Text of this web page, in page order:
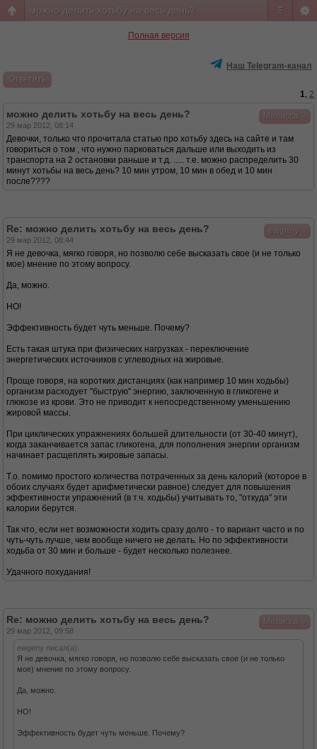
#
можно делить хотьбу на весь день?
Полная версия
Наш Telegram-канал
Ответить
1, 2
Мелисса
можно делить хотьбу на весь день?
29 мар 2012, 08:14
Девочки, только что прочитала статью про хотьбу здесь на сайте и там
говориться о том , что нужно парковаться дальше или выходить из
транспорта на 2 остановки раньше и т.д. ..... т.е. можно распределить 30
минут хотьбы на весь день? 10 мин утром, 10 мин в обед и 10 мин
после????
ewgeny
Re: можно делить хотьбу на весь день?
29 мар 2012, 08:44
Я не девочка, мягко говоря, но позволю себе высказать свое (и не только
мое) мнение по этому вопросу.
Да, можно.
НО!
Эффективность будет чуть меньше. Почему?
Есть такая штука при физических нагрузках - переключение
энергетических источников с углеводных на жировые.
Проще говоря, на коротких дистанциях (как например 10 мин ходьбы)
организм расходует "быструю" энергию, заключенную в гликогене и
глюкозе из крови. Это не приводит к непосредственному уменьшению
жировой массы.
При циклических упражнениях большей длительности (от 30-40 минут),
когда заканчивается запас гликогена, для пополнения энергии организм
начинает расщеплять жировые запасы.
Т.о. помимо простого количества потраченных за день калорий (которое в
обоих случаях будет арифметически равное) следует для повышения
эффективности упражнений (в т.ч. ходьбы) учитывать то, "откуда" эти
калории берутся.
Так что, если нет возможности ходить сразу долго - то вариант часто и по
чуть-чуть лучше, чем вообще ничего не делать. Но по эффективности
ходьба от 30 мин и больше - будет несколько полезнее.
Удачного похудания!
Мелисса
Re: можно делить хотьбу на весь день?
29 мар 2012, 09:58
ewgeny писал(а):
Я не девочка, мягко говоря, но позволю себе высказать свое (и не только
мое) мнение по этому вопросу.
Да, можно.
НО!
Эффективность будет чуть меньше. Почему?